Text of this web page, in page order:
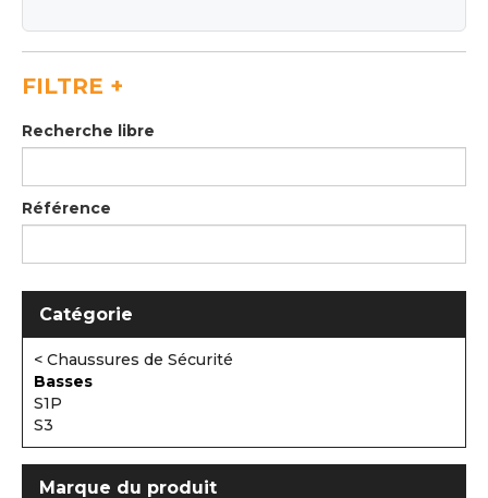
FILTRE +
Recherche libre
Référence
Catégorie
< Chaussures de Sécurité
Basses
S1P
S3
Marque du produit